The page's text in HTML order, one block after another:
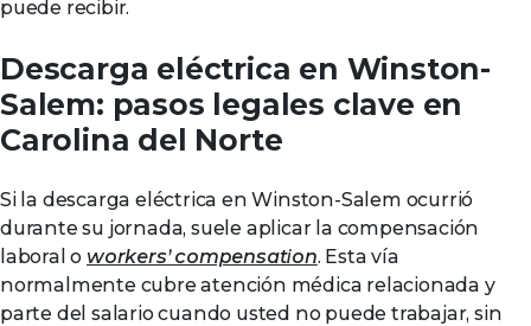
puede recibir.
Descarga eléctrica en Winston-
Salem: pasos legales clave en
Carolina del Norte
Si la descarga eléctrica en Winston-Salem ocurrió
durante su jornada, suele aplicar la compensación
laboral o workers’ compensation. Esta vía
normalmente cubre atención médica relacionada y
parte del salario cuando usted no puede trabajar, sin